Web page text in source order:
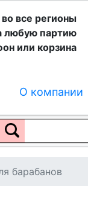
все регионы
любую партию
или корзина
О компании
барабанов